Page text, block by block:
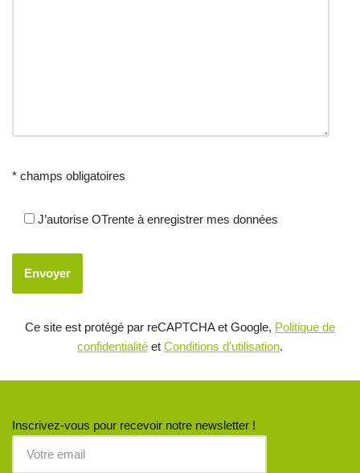
* champs obligatoires
J’autorise OTrente à enregistrer mes données
Ce site est protégé par reCAPTCHA et Google, Politique de
confidentialité et Conditions d’utilisation.
Inscrivez-vous pour recevoir notre newsletter !